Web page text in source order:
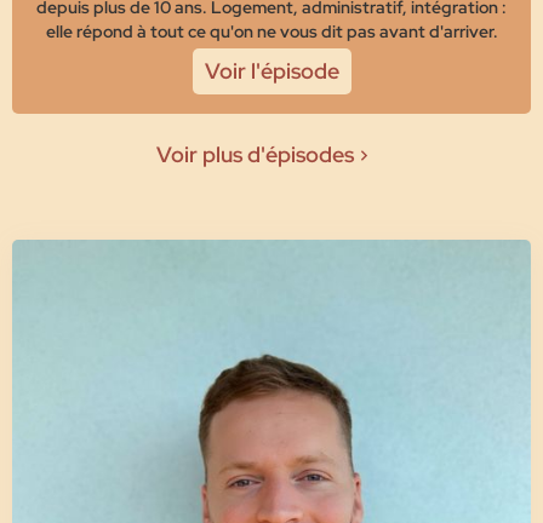
depuis plus de 10 ans. Logement, administratif, intégration :
elle répond à tout ce qu'on ne vous dit pas avant d'arriver.
Voir l'épisode
Voir plus d'épisodes